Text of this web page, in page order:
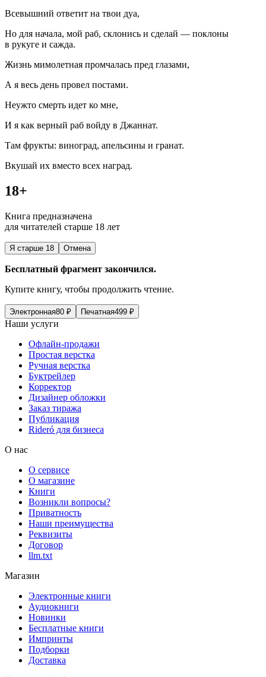
Всевышний ответит на твои дуа,
Но для начала, мой раб, склонись и сделай — поклоны
в рукуге и сажда.
Жизнь мимолетная промчалась пред глазами,
А я весь день провел постами.
Неужто смерть идет ко мне,
И я как верный раб войду в Джаннат.
Там фрукты: виноград, апельсины и гранат.
Вкушай их вместо всех наград.
18+
Книга предназначена
для читателей старше 18 лет
Я старше 18 Отмена
Бесплатный фрагмент закончился.
Купите книгу, чтобы продолжить чтение.
Электронная80 ₽ Печатная499 ₽
Наши услуги
Офлайн-продажи
Простая верстка
Ручная верстка
Буктрейлер
Корректор
Дизайнер обложки
Заказ тиража
Публикация
Rideró для бизнеса
О нас
О сервисе
О магазине
Книги
Возникли вопросы?
Приватность
Наши преимущества
Реквизиты
Договор
llm.txt
Магазин
Электронные книги
Аудиокниги
Новинки
Бесплатные книги
Импринты
Подборки
Доставка